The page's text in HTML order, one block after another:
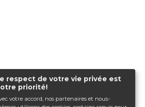
respect de votre vie privée est
priorité!
votre accord, nos partenaires et nous-